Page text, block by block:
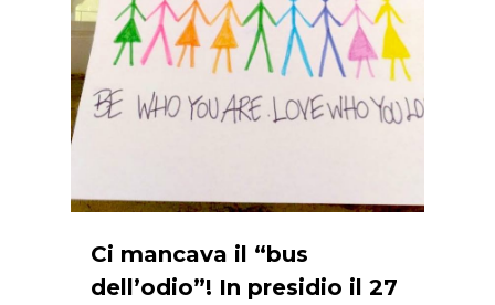
Ci mancava il “bus
dell’odio”! In presidio il 27